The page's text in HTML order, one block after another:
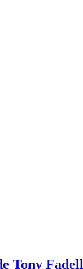
Tony Fadell